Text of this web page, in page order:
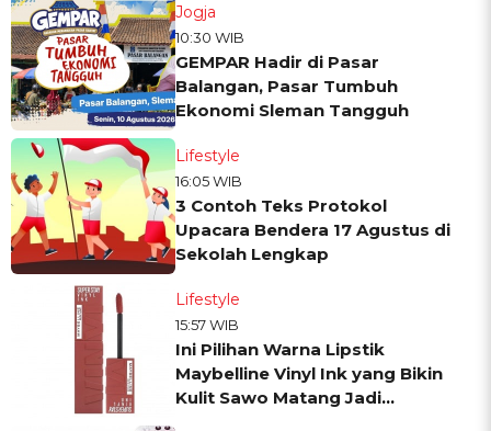
Jogja
10:30 WIB
GEMPAR Hadir di Pasar
Balangan, Pasar Tumbuh
Ekonomi Sleman Tangguh
Lifestyle
16:05 WIB
3 Contoh Teks Protokol
Upacara Bendera 17 Agustus di
Sekolah Lengkap
Lifestyle
15:57 WIB
Ini Pilihan Warna Lipstik
Maybelline Vinyl Ink yang Bikin
Kulit Sawo Matang Jadi